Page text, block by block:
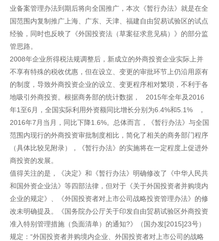
业备案管理办法到期后将向全国推广，本次《暂行办法》就是在全
国范围内复制推广上海、广东、天津、福建自由贸易试验区的试点
经验，同时也反映了《外国投资法（草案征求意见稿）》的部分监
管思路。
2008年企业所得税法规调整后，新成立的外商投资企业实际上并
不享有特殊的税收优惠，但在设立、变更的审批环节上仍沿用原有
的制度，导致外商投资企业的设立、变更程序相对繁琐，不利于各
地吸引外商投资。根据商务部的统计数据， 2015年全年及2016
年1至6月，全国实际利用外资额同比增长分别为6.4%和5.1% ，
2016年7月当月，同比下降1.6%。总体而言，《暂行办法》与全国
范围内现行的外商投资审批制度相比，简化了相关的商务部门程序
（具体比较见附录），《暂行办法》的实施将在一定程度上促进外
商投资的发展。
值得关注的是，《决定》和《暂行办法》明确修改了《中华人民共
和国外资企业法》等四部法律，但对于《关于外国投资者并购境内
企业的规定》、《外国投资者对上市公司战略投资管理办法》的修
改未明确提及。《国务院办公厅关于印发自由贸易试验区外商投资
准入特别管理措施（负面清单）的通知?》（国办发[2015]23号）
规定：“外国投资者并购境内企业、外国投资者对上市公司的战略